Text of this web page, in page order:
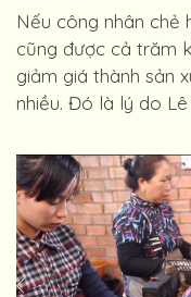
Nếu công nhân chẻ
cũng được cả trăm
giảm giá thành sản
nhiều. Đó là lý do